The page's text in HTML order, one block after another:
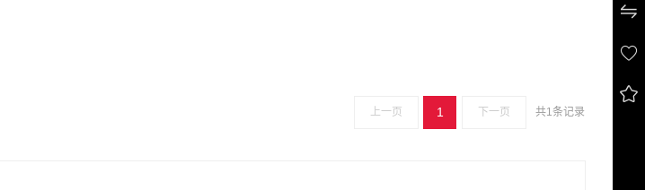
共1条记录
上一页 1 下一页


